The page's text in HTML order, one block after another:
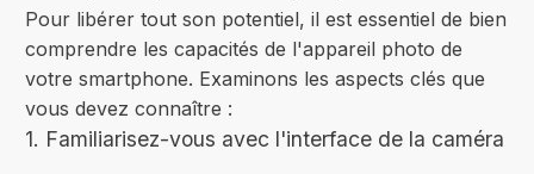
Pour libérer tout son potentiel, il est essentiel de bien
comprendre les capacités de l'appareil photo de
votre smartphone. Examinons les aspects clés que
vous devez connaître :
1. Familiarisez-vous avec l'interface de la caméra